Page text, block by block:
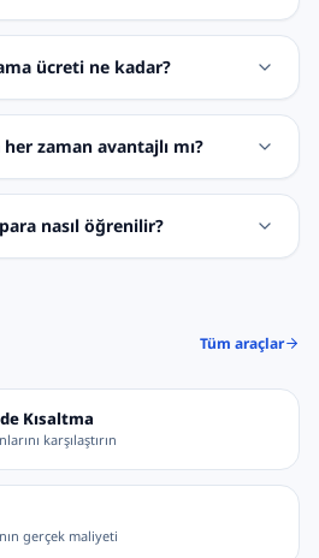
ücreti ne kadar?
zaman avantajlı mı?
nasıl öğrenilir?
Tüm araçlar
Kısaltma
karşılaştırın
gerçek maliyeti